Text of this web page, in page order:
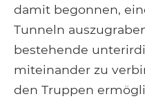
damit begonnen,
Tunneln
bestehende
miteinander zu
den Truppen